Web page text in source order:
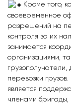
Кроме того,
своевременное
разрешений на
контроля за их
занимается
организациями,
перевозки
является
членами бригады,